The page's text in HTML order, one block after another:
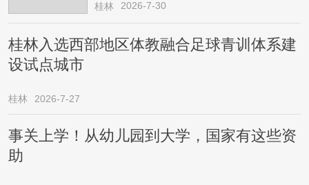
桂林 2026-7-30
桂林入选西部地区体教融合足球青训体系建
设试点城市
桂林 2026-7-27
事关上学！从幼儿园到大学，国家有这些资
助